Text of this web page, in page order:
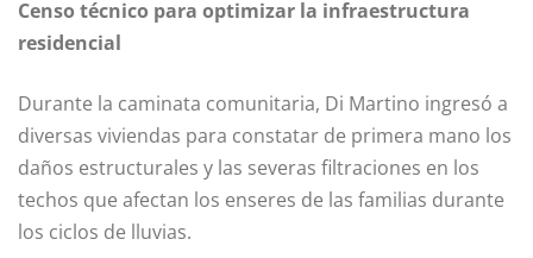
Censo técnico para optimizar la infraestructura
residencial
Durante la caminata comunitaria, Di Martino ingresó a
diversas viviendas para constatar de primera mano los
daños estructurales y las severas filtraciones en los
techos que afectan los enseres de las familias durante
los ciclos de lluvias.